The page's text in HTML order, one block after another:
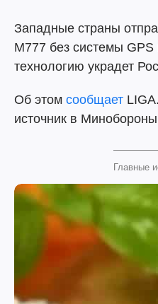
Западные страны
M777 без системы GPS
технологию украдет
Об этом сообщает
источник в
Главные